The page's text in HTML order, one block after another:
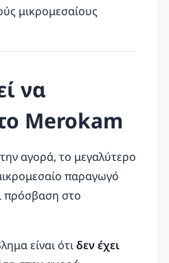
μικρομεσαίους
να
Merokam
αγορά, το μεγαλύτερο
παραγωγό
πρόσβαση στο
είναι ότιδεν έχει